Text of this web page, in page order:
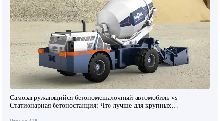
Самозагружающийся бетономешалочный автомобиль vs
Статионарная бетоностанция: Что лучше для крупных